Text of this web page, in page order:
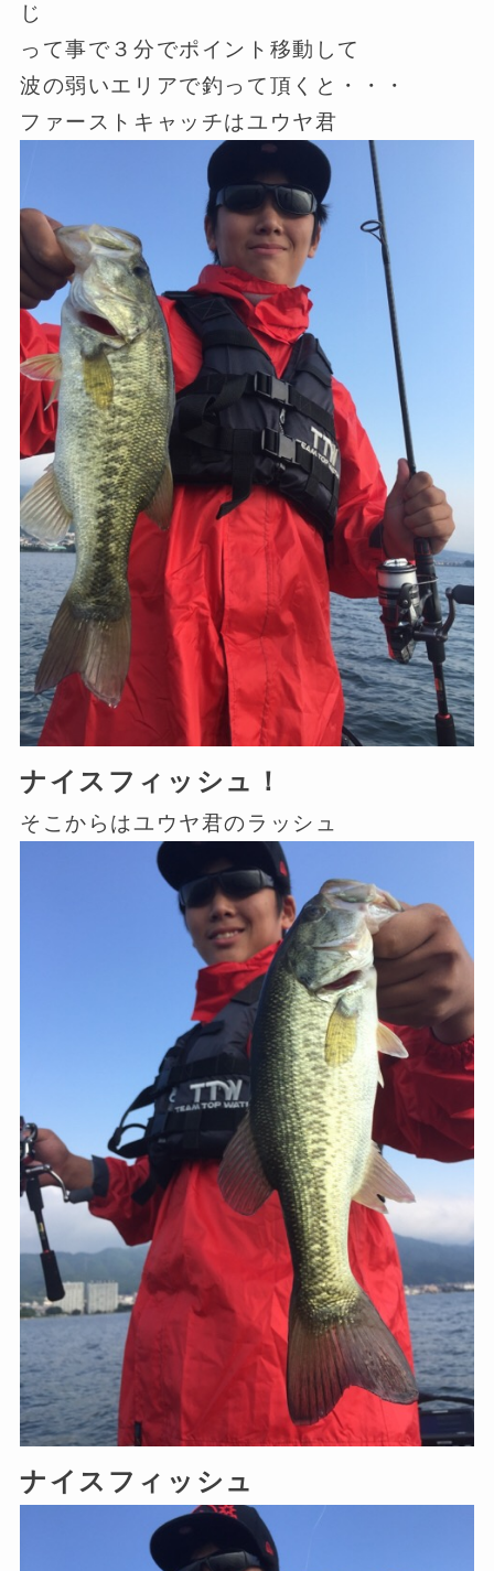
じ
って事で３分でポイント移動して
波の弱いエリアで釣って頂くと・・・
ファーストキャッチはユウヤ君
ナイスフィッシュ！
そこからはユウヤ君のラッシュ
ナイスフィッシュ